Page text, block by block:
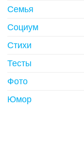
Семья
Социум
Стихи
Тесты
Фото
Юмор